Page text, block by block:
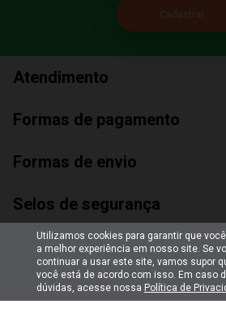
Atendimento
Formas de pagamento
Formas de envio
Selos de segurança
Utilizamos cookies para garantir que
a melhor experiência em nosso site. Se
continuar a usar este site, vamos supor
você está de acordo com isso. Em caso
dúvidas, acesse nossa Política de